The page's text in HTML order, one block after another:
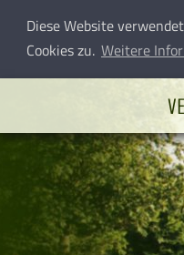
Diese Website
Cookies zu. Weitere